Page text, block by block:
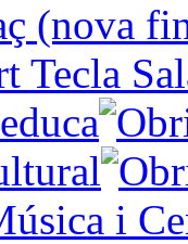
Tecla
i